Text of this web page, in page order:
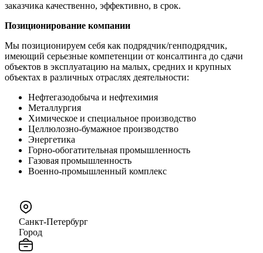
заказчика качественно, эффективно, в срок.
Позиционирование компании
Мы позиционируем себя как подрядчик/генподрядчик,
имеющий серьезные компетенции от консалтинга до сдачи
объектов в эксплуатацию на малых, средних и крупных
объектах в различных отраслях деятельности:
Нефтегазодобыча и нефтехимия
Металлургия
Химическое и специальное производство
Целлюлозно-бумажное производство
Энергетика
Горно-обогатительная промышленность
Газовая промышленность
Военно-промышленный комплекс
Санкт-Петербург
Город